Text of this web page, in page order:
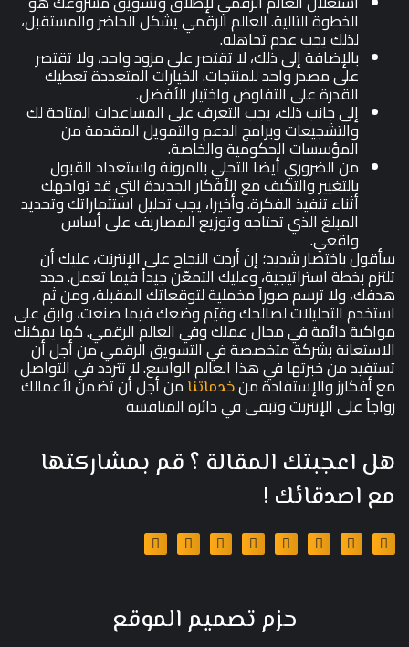
الخطوة التالية. العالم الرقمي يشكل الحاضر والمستقبل،
لذلك يجب عدم تجاهله.
بالإضافة إلى ذلك، لا تقتصر على مزود واحد، ولا تقتصر
على مصدر واحد للمنتجات. الخيارات المتعددة تعطيك
القدرة على التفاوض واختيار الأفضل.
إلى جانب ذلك، يجب التعرف على المساعدات المتاحة لك
والتشجيعات وبرامج الدعم والتمويل المقدمة من
المؤسسات الحكومية والخاصة.
من الضروري أيضا التحلي بالمرونة واستعداد القبول
بالتغيير والتكيف مع الأفكار الجديدة التي قد تواجهك
أثناء تنفيذ الفكرة. وأخيرا، يجب تحليل استثماراتك وتحديد
المبلغ الذي تحتاجه وتوزيع المصاريف على أساس
واقعي.
سأقول باختصار شديد؛ إن أردت النجاح على الإنترنت، عليك أن
تلتزم بخطة استراتيجية، وعليك التمعّن جيداً فيما تعمل. حدد
هدفك، ولا ترسم صوراً مخملية لتوقعاتك المقبلة، ومن ثم
استخدم التحليلات لصالحك وقيّم وضعك فيما صنعت، وابق على
مواكبة دائمة في مجال عملك وفي العالم الرقمي. كما يمكنك
الاستعانة بشركة متخصصة في التسويق الرقمي من أجل أن
تستفيد من خبرتها في هذا العالم الواسع. لا تتردد في التواصل
مع أفكارز والإستفادة منخدماتنا من أجل أن تضمن لأعمالك
رواجاً على الإنترنت وتبقى في دائرة المنافسة
هل اعجبتك المقالة ؟ قم بمشاركتها
مع اصدقائك !
حزم تصميم الموقع